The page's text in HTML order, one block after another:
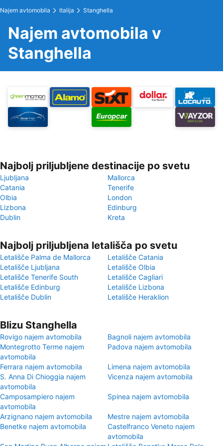
Najem avtomobila Italija Stanghella
Najem avtomobila v
Stanghella
Najbolj priljubljene destinacije po svetu
Ljubljana
Mallorca
Catania
Tenerife
Olbia
London
Lizbona
Edinburg
Dublin
Kreta
Najbolj priljubljena letališča po svetu
Letališče Palma de Mallorca
Letališče Catania
Letališče Ljubljana
Letališče Olbia
Letališče Tenerife South
Letališče Cagliari
Letališče Edinburg
Letališče Lizbona
Letališče Dublin
Letališče Heraklion
Blizu Stanghella
Rovigo najem avtomobila
Bagnoli najem avtomobila
Montegrotto Terme najem
avtomobila
Padova najem avtomobila
Ferrara najem avtomobila
Limena najem avtomobila
S. Anna Di Chioggia najem
avtomobila
Vicenza najem avtomobila
Camposampiero najem
avtomobila
Spinea najem avtomobila
Arzignano najem avtomobila
Mestre najem avtomobila
Benetke najem avtomobila
Castelfranco Veneto najem
avtomobila